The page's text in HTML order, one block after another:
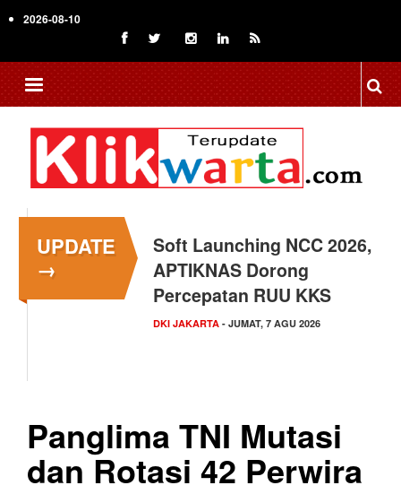
to
content
2026-08-10
UPDATE
→
Menkop Bawa Semangat
Koperasi ke Festival
Lembah Baliem Wamena
NASIONAL- JUMAT, 7 AGU 2026
Panglima TNI Mutasi
dan Rotasi 42 Perwira